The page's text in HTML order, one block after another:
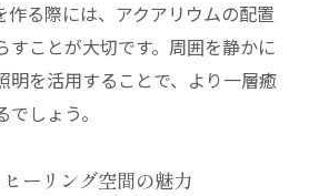
作る際には、アクアリウムの配置
すことが大切です。周囲を静かに
明を活用することで、より一層癒
しょう。
ーリング空間の魅力